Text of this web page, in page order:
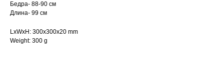
Бедра- 88-90 см
Длина- 99 см
LxWxH: 300x300x20 mm
Weight: 300 g